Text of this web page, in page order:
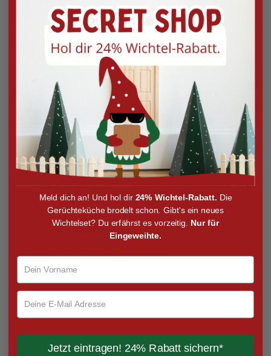
Regal Weiß für IKEA MALM als Wickelkommode
69,95 €
Neu
Meld dich an! Und hol dir 24% Wichtel-Rabatt. Die
Gerüchteküche brodelt schon. Gibt's ein neues
Wichtelset? Du erfährst es vorzeitig. Nur für
Eingeweihte.
Jetzt eintragen! 24% Rabatt sichern*